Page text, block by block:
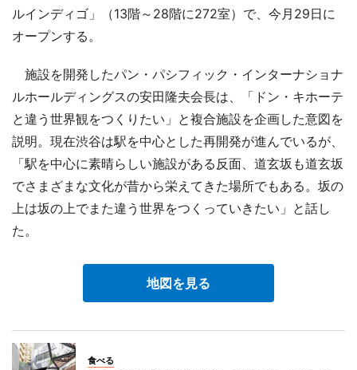
ルインディゴ」（13階～28階に272室）で、今月29日に
オープンする。
施設を開発したパン・パシフィック・インターナショナ
ルホールディングスの安田隆夫会長は、「ドン・キホーテ
と違う世界観をつくりたい」と複合施設を企画した意図を
説明。現在渋谷は駅を中心とした再開発が進んでいるが、
「駅を中心に素晴らしい施設がある反面、道玄坂も道玄坂
でさまざまな文化が昔から栄えてきた場所でもある。坂の
上は坂の上でまた違う世界をつくっていきたい」と話し
た。
地図を見る
食べる